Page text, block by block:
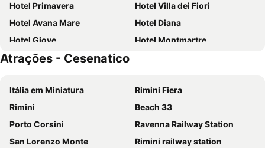
Hotel Primavera
Hotel Villa dei Fiori
Hotel Avana Mare
Hotel Diana
Hotel Giove
Hotel Montmartre
Hotel Romagna
Hotel Sorriso
Hotel Lem-Casadei
Hotel Marbella
Coast Hotel & Spa - Adults Only
Koko
Bikini Tropicana Family Hotel
Hb Hotels Orchidea Blu
Hotel Lungomare
Atrações - Cesenatico
Itália em Miniatura
Rimini Fiera
Rimini
Beach 33
Porto Corsini
Ravenna Railway Station
San Lorenzo Monte
Rimini railway station